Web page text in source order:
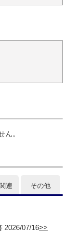
。
連 その他
2026/07/16